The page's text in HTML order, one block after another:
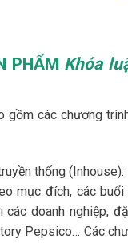
PHẨM Khóa
gồm các chương
thống
mục đích, các
doanh nghiệp,
Pepsico… Các